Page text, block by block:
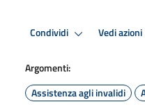
Condividi Vedi azioni
Argomenti:
Assistenza agli invalidi